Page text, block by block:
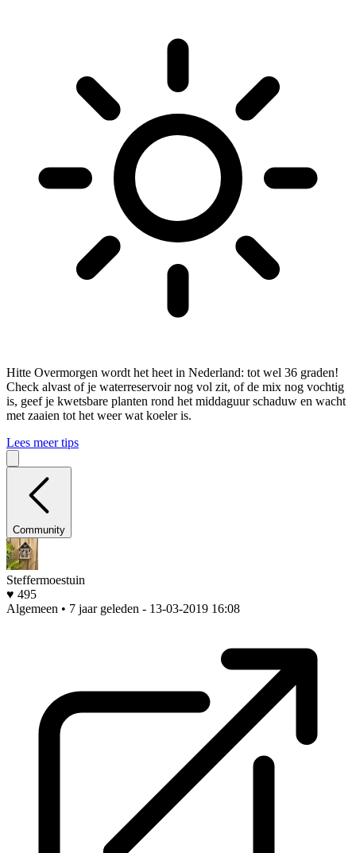
Hitte Overmorgen wordt het heet in Nederland: tot wel 36 graden!
Check alvast of je waterreservoir nog vol zit, of de mix nog vochtig
is, geef je kwetsbare planten rond het middaguur schaduw en wacht
met zaaien tot het weer wat koeler is.
Lees meer tips
Community
Steffermoestuin
♥ 495
Algemeen • 7 jaar geleden - 13-03-2019 16:08